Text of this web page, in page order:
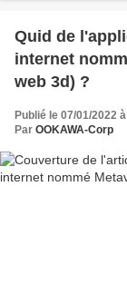
Quid de
internet
web 3d) ?
Publié le 07/01/2022
Par OOKAWA-Corp